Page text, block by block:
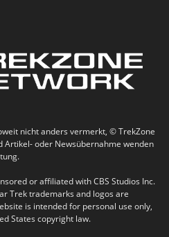
nicht anders vermerkt, © TrekZone
Artikel- oder Newsübernahme wenden
or affiliated with CBS Studios Inc.
Trek trademarks and logos are
is intended for personal use only,
States copyright law.